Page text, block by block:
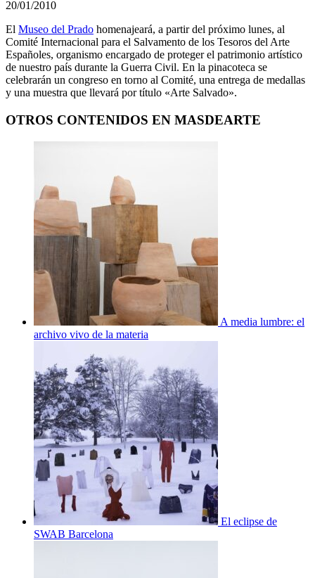
20/01/2010
El Museo del Prado homenajeará, a partir del próximo lunes, al
Comité Internacional para el Salvamento de los Tesoros del Arte
Españoles, organismo encargado de proteger el patrimonio artístico
de nuestro país durante la Guerra Civil. En la pinacoteca se
celebrarán un congreso en torno al Comité, una entrega de medallas
y una muestra que llevará por título «Arte Salvado».
OTROS CONTENIDOS EN MASDEARTE
A media lumbre: el
archivo vivo de la materia
El eclipse de
SWAB Barcelona